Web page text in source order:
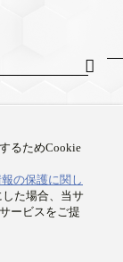
るためCookie
の保護に関し
た場合、当サ
ービスをご提